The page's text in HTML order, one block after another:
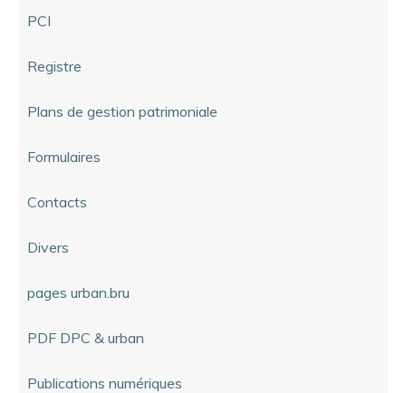
PCI
Registre
Plans de gestion patrimoniale
Formulaires
Contacts
Divers
pages urban.bru
PDF DPC & urban
Publications numériques